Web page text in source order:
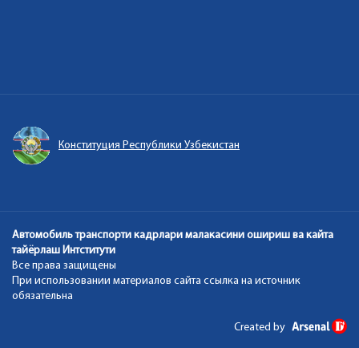
Конституция Республики Узбекистан
Автомобиль транспорти кадрлари малакасини ошириш ва кайта
тайёрлаш Интститути
Все права защищены
При использовании материалов сайта ссылка на источник
обязательна
Created by